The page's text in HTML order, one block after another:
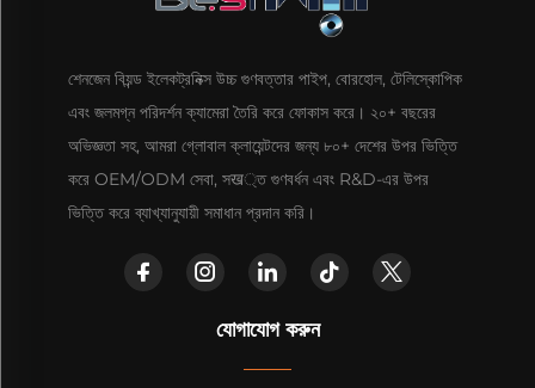
শেনজেন বিয়ন্ড ইলেকট্রনিক্স উচ্চ গুণবত্তার পাইপ, বোরহোল, টেলিস্কোপিক
এবং জলমগ্ন পরিদর্শন ক্যামেরা তৈরি করে ফোকাস করে। ২০+ বছরের
অভিজ্ঞতা সহ, আমরা গ্লোবাল ক্লায়েন্টদের জন্য ৮০+ দেশের উপর ভিত্তি
করে OEM/ODM সেবা, সख্ত গুণবর্ধন এবং R&D-এর উপর
ভিত্তি করে ব্যাখ্যানুযায়ী সমাধান প্রদান করি।
যোগাযোগ করুন